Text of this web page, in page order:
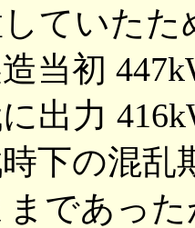
ていた
当初
出力
下の混
であった